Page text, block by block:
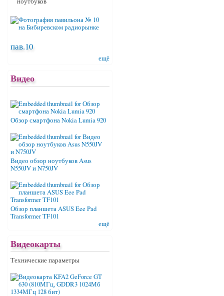
пав.10
ещё
Видео
Обзор смартфона Nokia Lumia 920
Видео обзор ноутбуков Asus
N550JV и N750JV
Обзор планшета ASUS Eee Pad
Transformer TF101
ещё
Видеокарты
Технические параметры